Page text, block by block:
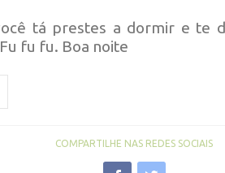
tá prestes a dormir e te
fu fu. Boa noite
COMPARTILHE NAS REDES SOCIAIS